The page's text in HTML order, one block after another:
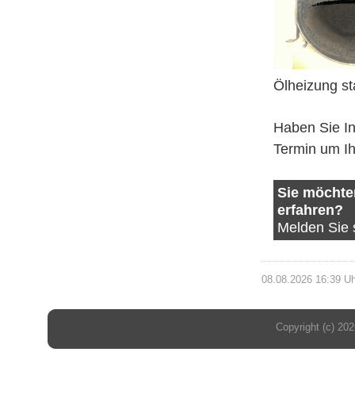
Ölheizung
Haben Sie
Termin um
Sie
erfahren?
Melden Sie
08.08.2026 16:39
Copyright (c)